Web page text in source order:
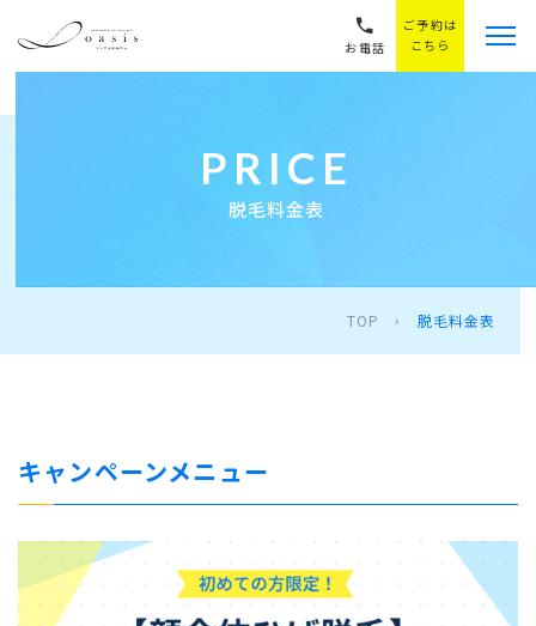
ご予約は
こちら
お電話
PRICE
脱毛料金表
TOP 脱毛料金表
キャンペーンメニュー